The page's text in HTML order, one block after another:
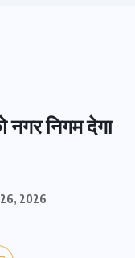
निगम देगा
26, 2026